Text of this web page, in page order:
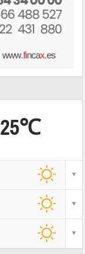
25℃